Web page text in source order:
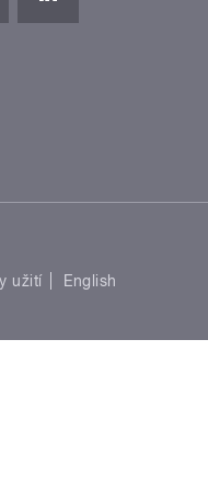
užití
English